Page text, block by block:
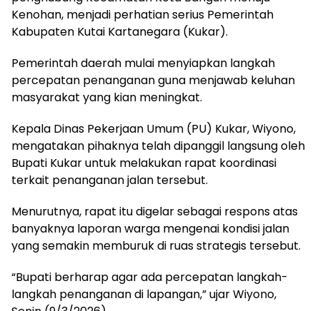
Kenohan, menjadi perhatian serius Pemerintah
Kabupaten Kutai Kartanegara (Kukar).
Pemerintah daerah mulai menyiapkan langkah
percepatan penanganan guna menjawab keluhan
masyarakat yang kian meningkat.
Kepala Dinas Pekerjaan Umum (PU) Kukar, Wiyono,
mengatakan pihaknya telah dipanggil langsung oleh
Bupati Kukar untuk melakukan rapat koordinasi
terkait penanganan jalan tersebut.
Menurutnya, rapat itu digelar sebagai respons atas
banyaknya laporan warga mengenai kondisi jalan
yang semakin memburuk di ruas strategis tersebut.
“Bupati berharap agar ada percepatan langkah-
langkah penanganan di lapangan,” ujar Wiyono,